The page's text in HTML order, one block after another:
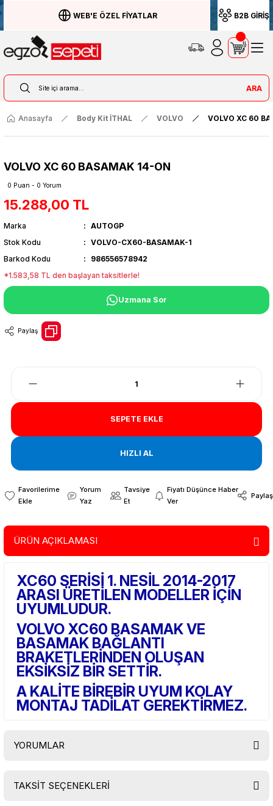
WEB'E ÖZEL FİYATLAR B2B GİRİŞ
ARA
Anasayfa Body Kit İTHAL VOLVO VOLVO XC 60
VOLVO XC 60 BASAMAK 14-ON
0 Puan - 0 Yorum
15.288,00 TL
Marka
AUTOGP
Stok Kodu
VOLVO-CX60-BASAMAK-1
Barkod Kodu
986556578942
*1.583,58 TL den başlayan taksitlerle!
Uzmana Sor
Paylaş
SEPETE EKLE
HIZLI AL
Yorum
Yaz
Tavsiye
Et
Fiyatı Düşünce Haber
Ver
Paylaş
ÜRÜN AÇIKLAMASI
XC60 SERİSİ 1. NESİL 2014-2017
ARASI ÜRETİLEN MODELLER İÇİN
UYUMLUDUR.
VOLVO XC60 BASAMAK VE
BASAMAK BAĞLANTI
BRAKETLERİNDEN OLUŞAN
EKSİKSİZ BİR SETTİR.
A KALİTE BİREBİR UYUM KOLAY
MONTAJ TADİLAT GEREKTİRMEZ.
YORUMLAR
TAKSİT SEÇENEKLERİ